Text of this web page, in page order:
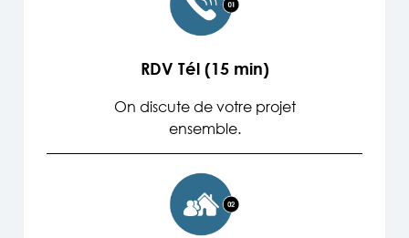
RDV Tél (15 min)
On discute de votre projet
ensemble.